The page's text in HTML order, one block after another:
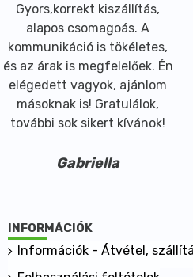
keresztül a töltelék és panír
változatosságot biztosít a
Gyors,korrekt kiszállítás,
alapos csomagoás. A
kommunikáció is tökéletes,
és az árak is megfelelőek. Én
elégedett vagyok, ajánlom
másoknak is! Gratulálok,
további sok sikert kívánok!
Gabriella
INFORMÁCIÓK
Információk - Átvétel,